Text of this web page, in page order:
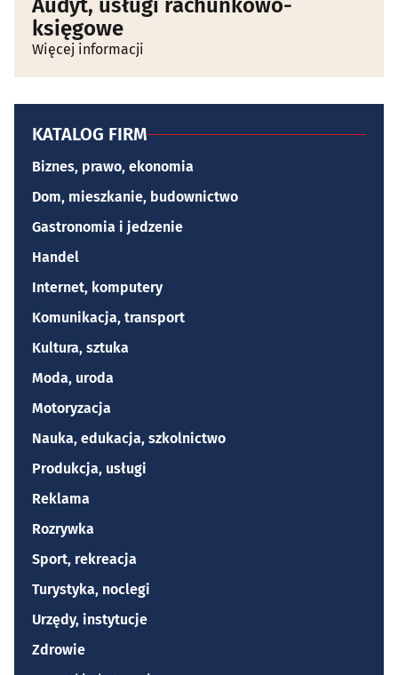
Audyt, usługi rachunkowo-
księgowe
Więcej informacji
KATALOG FIRM
Biznes, prawo, ekonomia
Dom, mieszkanie, budownictwo
Gastronomia i jedzenie
Handel
Internet, komputery
Komunikacja, transport
Kultura, sztuka
Moda, uroda
Motoryzacja
Nauka, edukacja, szkolnictwo
Produkcja, usługi
Reklama
Rozrywka
Sport, rekreacja
Turystyka, noclegi
Urzędy, instytucje
Zdrowie